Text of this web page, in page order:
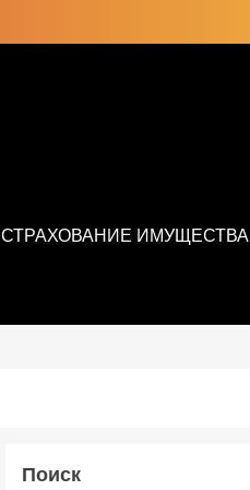
СТРАХОВАНИЕ ИМУЩЕСТВА
Поиск